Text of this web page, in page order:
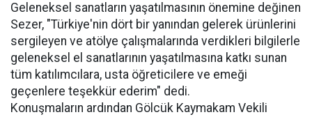
Geleneksel sanatların yaşatılmasının önemine değinen
Sezer, "Türkiye'nin dört bir yanından gelerek ürünlerini
sergileyen ve atölye çalışmalarında verdikleri bilgilerle
geleneksel el sanatlarının yaşatılmasına katkı sunan
tüm katılımcılara, usta öğreticilere ve emeği
geçenlere teşekkür ederim" dedi.
Konuşmaların ardından Gölcük Kaymakam Vekili